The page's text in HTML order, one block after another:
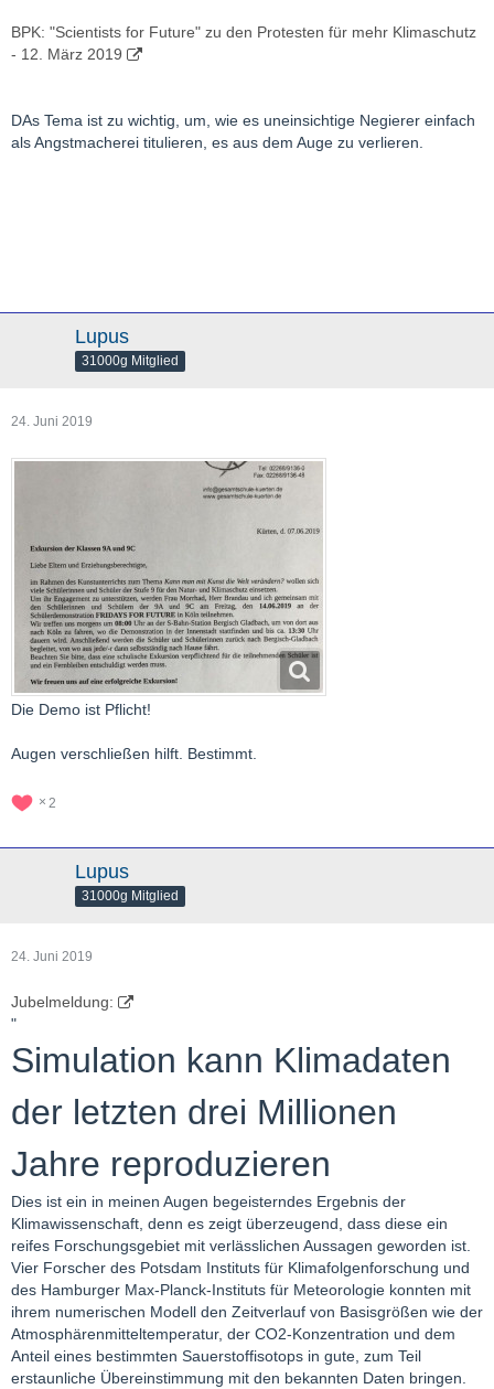
BPK: "Scientists for Future" zu den Protesten für mehr Klimaschutz
- 12. März 2019
DAs Tema ist zu wichtig, um, wie es uneinsichtige Negierer einfach
als Angstmacherei titulieren, es aus dem Auge zu verlieren.
Lupus
31000g Mitglied
24. Juni 2019
Die Demo ist Pflicht!
Augen verschließen hilft. Bestimmt.
2
Lupus
31000g Mitglied
24. Juni 2019
Jubelmeldung:
"
Simulation kann Klimadaten
der letzten drei Millionen
Jahre reproduzieren
Dies ist ein in meinen Augen begeisterndes Ergebnis der
Klimawissenschaft, denn es zeigt überzeugend, dass diese ein
reifes Forschungsgebiet mit verlässlichen Aussagen geworden ist.
Vier Forscher des Potsdam Instituts für Klimafolgenforschung und
des Hamburger Max-Planck-Instituts für Meteorologie konnten mit
ihrem numerischen Modell den Zeitverlauf von Basisgrößen wie der
Atmosphärenmitteltemperatur, der CO2-Konzentration und dem
Anteil eines bestimmten Sauerstoffisotops in gute, zum Teil
erstaunliche Übereinstimmung mit den bekannten Daten bringen.